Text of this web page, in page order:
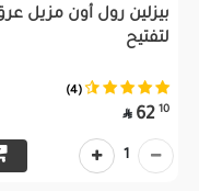
بيزلين رول أون مزيل
لتفتيح
(4)
10
62

1